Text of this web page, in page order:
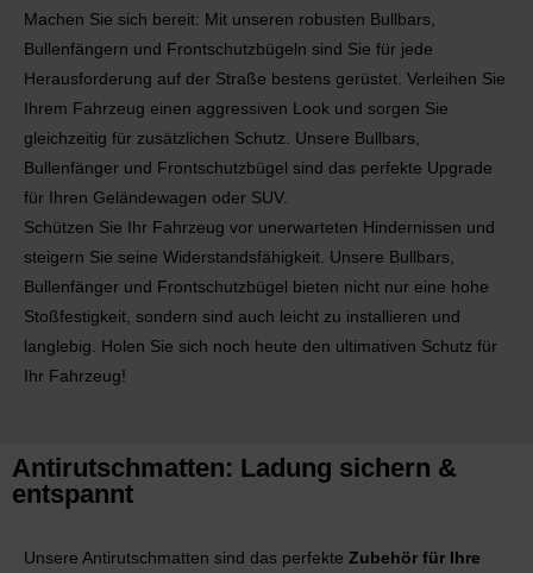
Machen Sie sich bereit: Mit unseren robusten Bullbars,
Bullenfängern und Frontschutzbügeln sind Sie für jede
Herausforderung auf der Straße bestens gerüstet. Verleihen Sie
Ihrem Fahrzeug einen aggressiven Look und sorgen Sie
gleichzeitig für zusätzlichen Schutz. Unsere Bullbars,
Bullenfänger und Frontschutzbügel sind das perfekte Upgrade
für Ihren Geländewagen oder SUV.
Schützen Sie Ihr Fahrzeug vor unerwarteten Hindernissen und
steigern Sie seine Widerstandsfähigkeit. Unsere Bullbars,
Bullenfänger und Frontschutzbügel bieten nicht nur eine hohe
Stoßfestigkeit, sondern sind auch leicht zu installieren und
langlebig. Holen Sie sich noch heute den ultimativen Schutz für
Ihr Fahrzeug!
Antirutschmatten: Ladung sichern &
entspannt
Unsere Antirutschmatten sind das perfekte Zubehör für Ihre